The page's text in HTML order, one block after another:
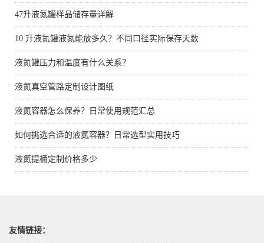
47升液氮罐样品储存量详解
10 升液氮罐液氮能放多久？不同口径实际保存天数
液氮罐压力和温度有什么关系？
液氮真空管路定制设计图纸
液氮容器怎么保养？日常使用规范汇总
如何挑选合适的液氮容器？日常选型实用技巧
液氮提桶定制价格多少
友情链接：